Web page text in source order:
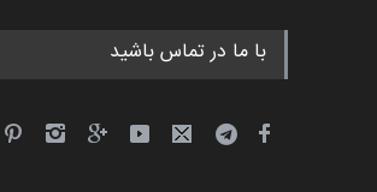
مهلت
با ما در تماس باشید